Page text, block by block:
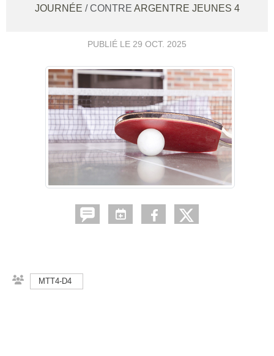
JOURNÉE / CONTRE ARGENTRE JEUNES 4
PUBLIÉ LE 29 OCT. 2025
MTT4-D4